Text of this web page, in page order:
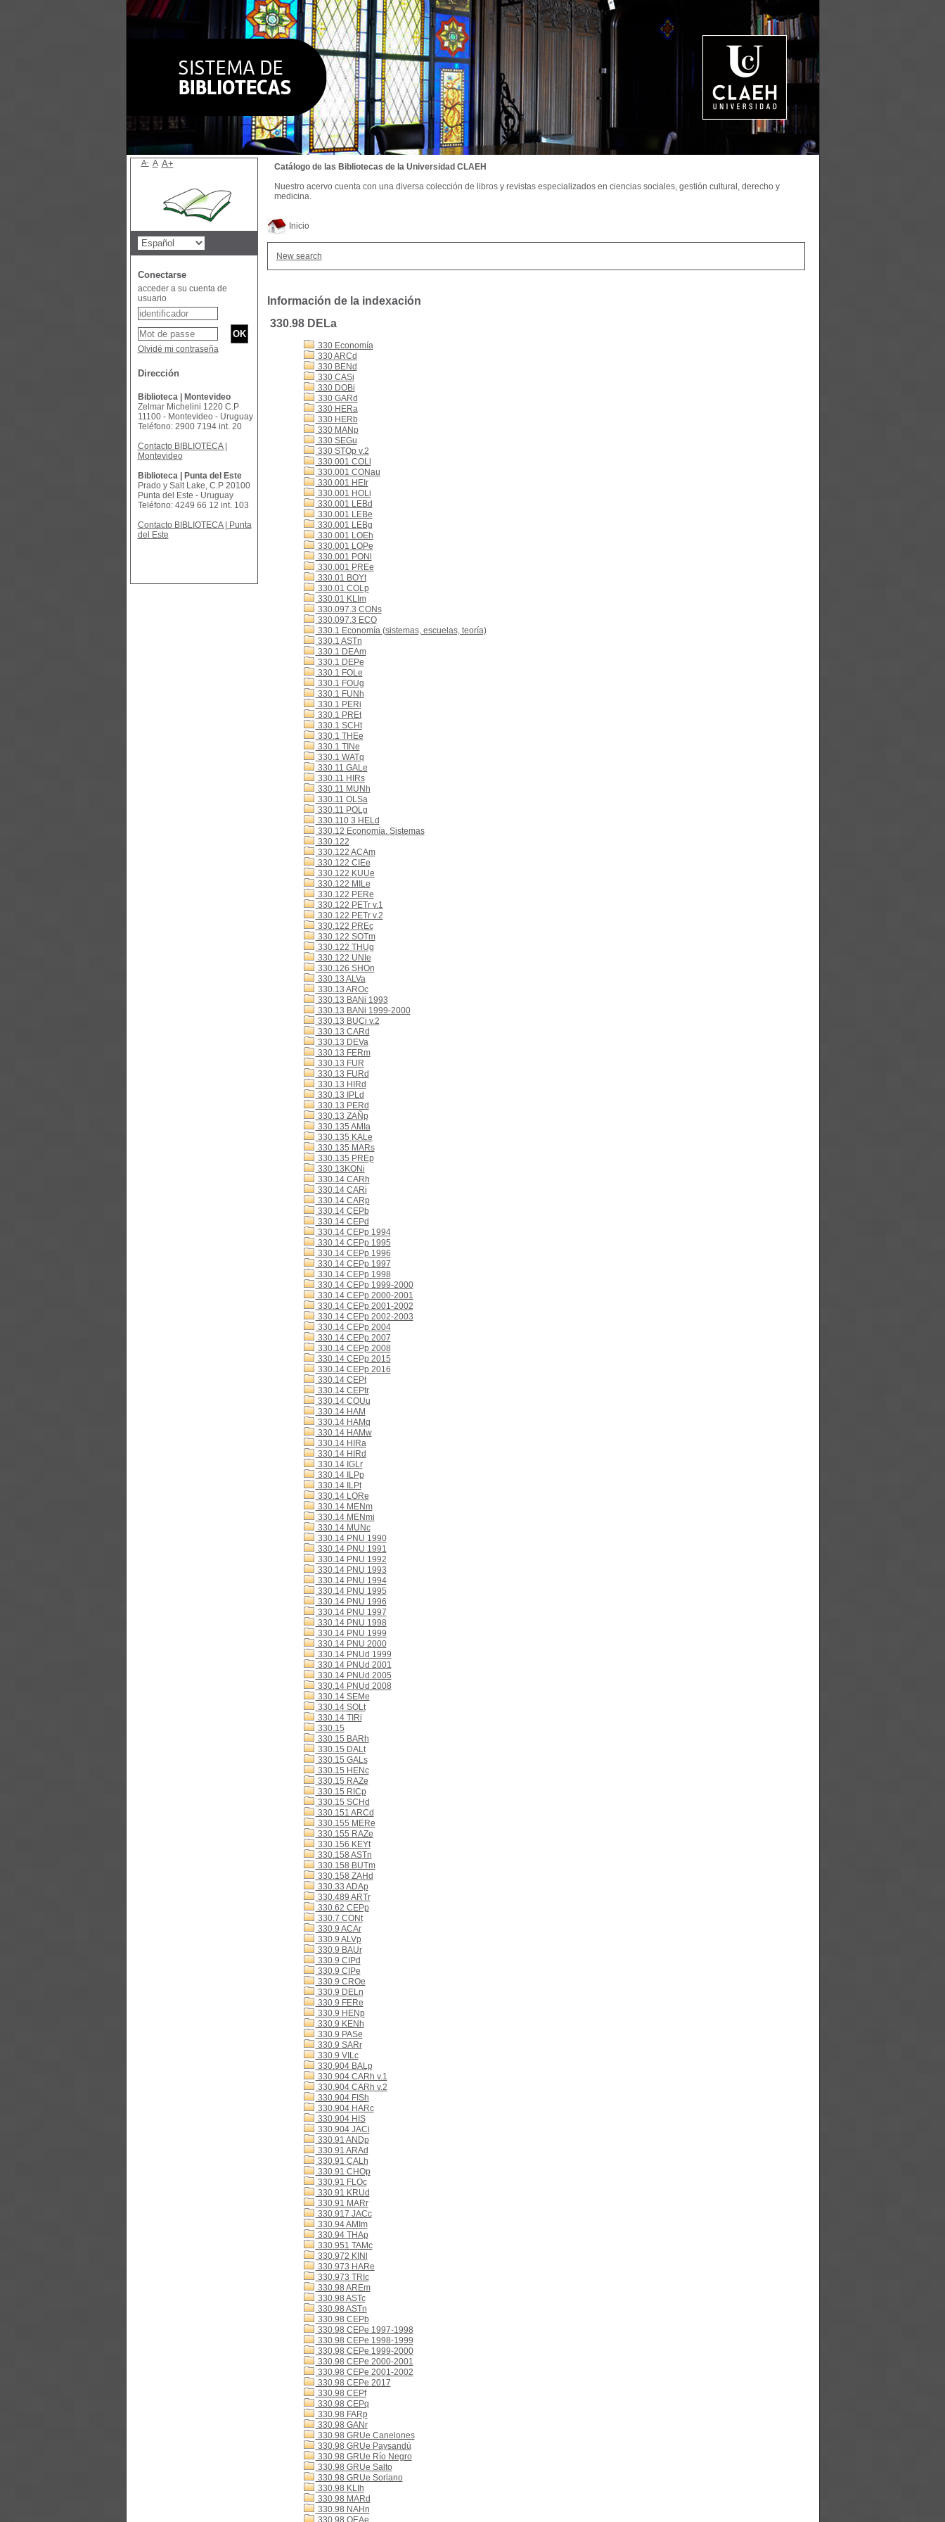
Inicio
New search
Información de la indexación
330.98 DELa
330 Economía
330 ARCd
330 BENd
330 CASi
330 DOBi
330 GARd
330 HERa
330 HERb
330 MANp
330 SEGu
330 STOp v.2
330.001 COLl
330.001 CONau
330.001 HEIr
330.001 HOLi
330.001 LEBd
330.001 LEBe
330.001 LEBg
330.001 LOEh
330.001 LOPe
330.001 PONl
330.001 PREe
330.01 BOYt
330.01 COLp
330.01 KLIm
330.097.3 CONs
330.097.3 ECO
330.1 Economía (sistemas, escuelas, teoría)
330.1 ASTn
330.1 DEAm
330.1 DEPe
330.1 FOLe
330.1 FOUg
330.1 FUNh
330.1 PERi
330.1 PREt
330.1 SCHt
330.1 THEe
330.1 TINe
330.1 WATq
330.11 GALe
330.11 HIRs
330.11 MUNh
330.11 OLSa
330.11 POLg
330.110 3 HELd
330.12 Economía. Sistemas
330.122
330.122 ACAm
330.122 CIEe
330.122 KUUe
330.122 MILe
330.122 PERe
330.122 PETr v.1
330.122 PETr v.2
330.122 PREc
330.122 SOTm
330.122 THUg
330.122 UNIe
330.126 SHOn
330.13 ALVa
330.13 AROc
330.13 BANi 1993
330.13 BANi 1999-2000
330.13 BUCi v.2
330.13 CARd
330.13 DEVa
330.13 FERm
330.13 FUR
330.13 FURd
330.13 HIRd
330.13 IPLd
330.13 PERd
330.13 ZAÑp
330.135 AMIa
330.135 KALe
330.135 MARs
330.135 PREp
330.13KONi
330.14 CARh
330.14 CARi
330.14 CARp
330.14 CEPb
330.14 CEPd
330.14 CEPp 1994
330.14 CEPp 1995
330.14 CEPp 1996
330.14 CEPp 1997
330.14 CEPp 1998
330.14 CEPp 1999-2000
330.14 CEPp 2000-2001
330.14 CEPp 2001-2002
330.14 CEPp 2002-2003
330.14 CEPp 2004
330.14 CEPp 2007
330.14 CEPp 2008
330.14 CEPp 2015
330.14 CEPp 2016
330.14 CEPt
330.14 CEPtr
330.14 COUu
330.14 HAM
330.14 HAMq
330.14 HAMw
330.14 HIRa
330.14 HIRd
330.14 IGLr
330.14 ILPp
330.14 ILPt
330.14 LORe
330.14 MENm
330.14 MENmi
330.14 MUNc
330.14 PNU 1990
330.14 PNU 1991
330.14 PNU 1992
330.14 PNU 1993
330.14 PNU 1994
330.14 PNU 1995
330.14 PNU 1996
330.14 PNU 1997
330.14 PNU 1998
330.14 PNU 1999
330.14 PNU 2000
330.14 PNUd 1999
330.14 PNUd 2001
330.14 PNUd 2005
330.14 PNUd 2008
330.14 SEMe
330.14 SOLt
330.14 TIRi
330.15
330.15 BARh
330.15 DALt
330.15 GALs
330.15 HENc
330.15 RAZe
330.15 RICp
330.15 SCHd
330.151 ARCd
330.155 MERe
330.155 RAZe
330.156 KEYt
330.158 ASTn
330.158 BUTm
330.158 ZAHd
330.33 ADAp
330.489 ARTr
330.62 CEPp
330.7 CONt
330.9 ACAr
330.9 ALVp
330.9 BAUr
330.9 CIPd
330.9 CIPe
330.9 CROe
330.9 DELn
330.9 FERe
330.9 HENp
330.9 KENh
330.9 PASe
330.9 SARr
330.9 VILc
330.904 BALp
330.904 CARh v.1
330.904 CARh v.2
330.904 FISh
330.904 HARc
330.904 HIS
330.904 JACi
330.91 ANDp
330.91 ARAd
330.91 CALh
330.91 CHOp
330.91 FLOc
330.91 KRUd
330.91 MARr
330.917 JACc
330.94 AMIm
330.94 THAp
330.951 TAMc
330.972 KINl
330.973 HARe
330.973 TRIc
330.98 AREm
330.98 ASTc
330.98 ASTn
330.98 CEPb
330.98 CEPe 1997-1998
330.98 CEPe 1998-1999
330.98 CEPe 1999-2000
330.98 CEPe 2000-2001
330.98 CEPe 2001-2002
330.98 CEPe 2017
330.98 CEPf
330.98 CEPq
330.98 FARp
330.98 GANr
330.98 GRUe Canelones
330.98 GRUe Paysandú
330.98 GRUe Río Negro
330.98 GRUe Salto
330.98 GRUe Soriano
330.98 KLIh
330.98 MARd
330.98 NAHn
330.98 OEAe
Catálogo de las Bibliotecas de la Universidad CLAEH
Nuestro acervo cuenta con una diversa colección de libros y revistas especializados en ciencias sociales, gestión cultural, derecho y
medicina.
A- A A+
Conectarse
acceder a su cuenta de
usuario
Olvidé mi contraseña
Dirección
Biblioteca | Montevideo
Zelmar Michelini 1220 C.P
11100 - Montevideo - Uruguay
Teléfono: 2900 7194 int. 20
Contacto BIBLIOTECA |
Montevideo
Biblioteca | Punta del Este
Prado y Salt Lake, C.P 20100
Punta del Este - Uruguay
Teléfono: 4249 66 12 int. 103
Contacto BIBLIOTECA | Punta
del Este